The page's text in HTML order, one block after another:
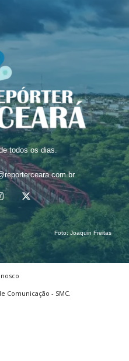
todos os dias.
Foto: Joaquin Freitas
Comunicação - SMC.